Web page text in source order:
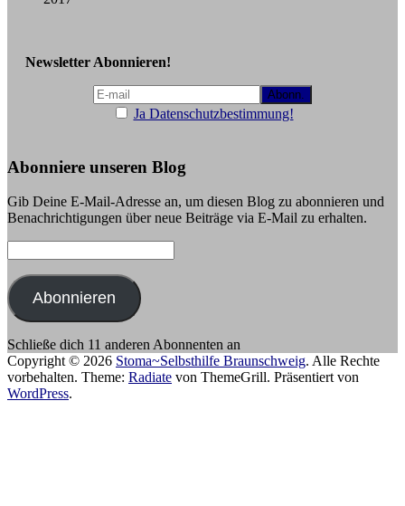
Newsletter Abonnieren!
Ja Datenschutzbestimmung!
Abonniere unseren Blog
Gib Deine E-Mail-Adresse an, um diesen Blog zu abonnieren und
Benachrichtigungen über neue Beiträge via E-Mail zu erhalten.
Mail-
Adresse:
Abonnieren
Schließe dich 11 anderen Abonnenten an
Copyright © 2026 Stoma~Selbsthilfe Braunschweig. Alle Rechte
vorbehalten. Theme: Radiate von ThemeGrill. Präsentiert von
WordPress.